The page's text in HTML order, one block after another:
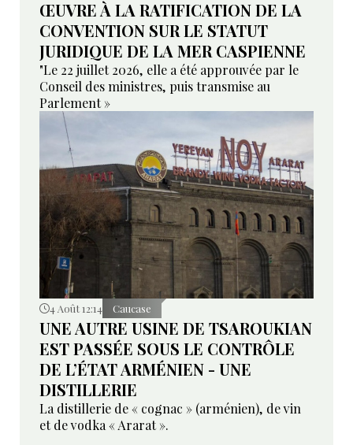
ŒUVRE À LA RATIFICATION DE LA
CONVENTION SUR LE STATUT
JURIDIQUE DE LA MER CASPIENNE
"Le 22 juillet 2026, elle a été approuvée par le
Conseil des ministres, puis transmise au
Parlement »
4 Août 12:14 Caucase
UNE AUTRE USINE DE TSAROUKIAN
EST PASSÉE SOUS LE CONTRÔLE
DE L’ÉTAT ARMÉNIEN - UNE
DISTILLERIE
La distillerie de « cognac » (arménien), de vin
et de vodka « Ararat ».